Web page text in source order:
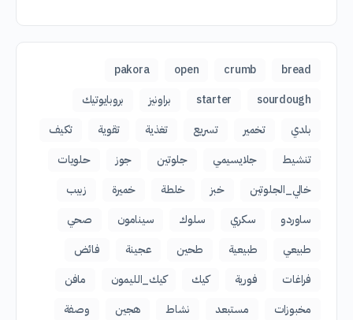
bread
crumb
open
pakora
sourdough
starter براونيز
بروبايوتيك
بلدي
تخمير تسريع تغذية تقوية
تكيف
تنشيط
جلايسيمي جلوتين جوز
حلويات
خالي_الجلوتين
خبز خلطة خميرة
زبيب
ساوردو
سكري سلوك سينامون
صحي
طبيعي
طبيعية طحين عجينة
فائض
فراغات
فورية كيك كيك_الليمون
مافن
مخبوزات
مستبعد نشاط هجين
وصفة